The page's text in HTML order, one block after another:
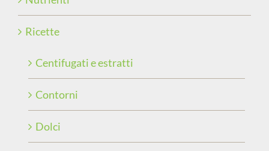
Ricette
Centifugati e estratti
Contorni
Dolci